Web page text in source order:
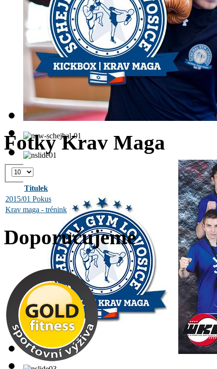
Fotky Krav Maga
Titulek
2015/01 Pokus
Krav maga - trénink
Doporučujeme